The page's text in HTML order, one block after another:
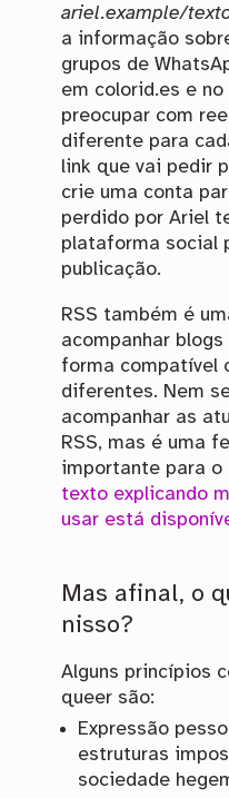
ariel.example/
a informação
grupos de
em colorid.es e
preocupar com
diferente para
link que vai pedir
crie uma conta
perdido por Ariel
plataforma social
publicação.
RSS também é
acompanhar
forma compatível
diferentes. Nem
acompanhar as
RSS, mas é uma
importante para o
texto explicando
usar está
Mas afinal, o
nisso?
Alguns princípios
queer são:
Expressão
estruturas
sociedade